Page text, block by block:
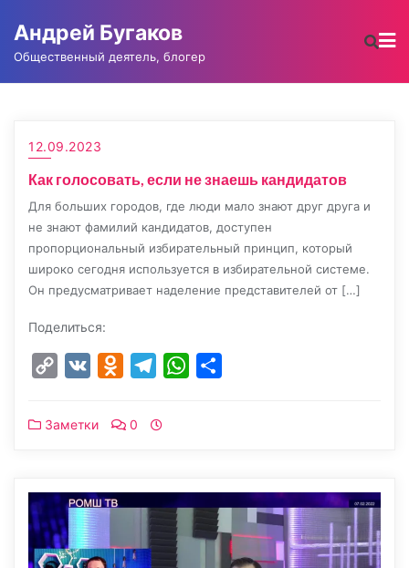
содержимому
Андрей Бугаков
Общественный деятель, блогер
12.09.2023
Как голосовать, если не знаешь кандидатов
Для больших городов, где люди мало знают друг друга и
не знают фамилий кандидатов, доступен
пропорциональный избирательный принцип, который
широко сегодня используется в избирательной системе.
Он предусматривает наделение представителей от […]
Поделиться:
Copy
VK Odnoklassniki
TelegramWhatsApp
Заметки 0